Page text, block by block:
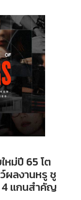
หม่ปี 65 โต
ผลงานหรู ชู
4 แกนสำคัญ